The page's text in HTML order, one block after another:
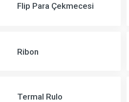
Flip Para Çekmecesi
Ribon
Termal Rulo